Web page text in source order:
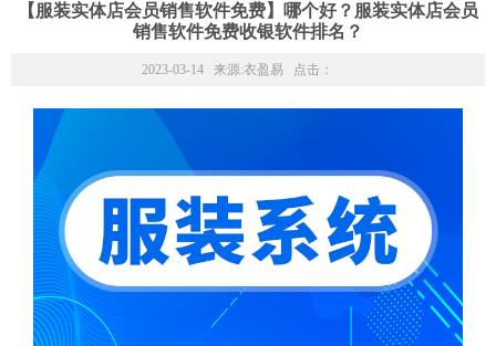
【服装实体店会员销售软件免费】哪个好？服装实体店会员
销售软件免费收银软件排名？
2023-03-14 来源:衣盈易 点击：